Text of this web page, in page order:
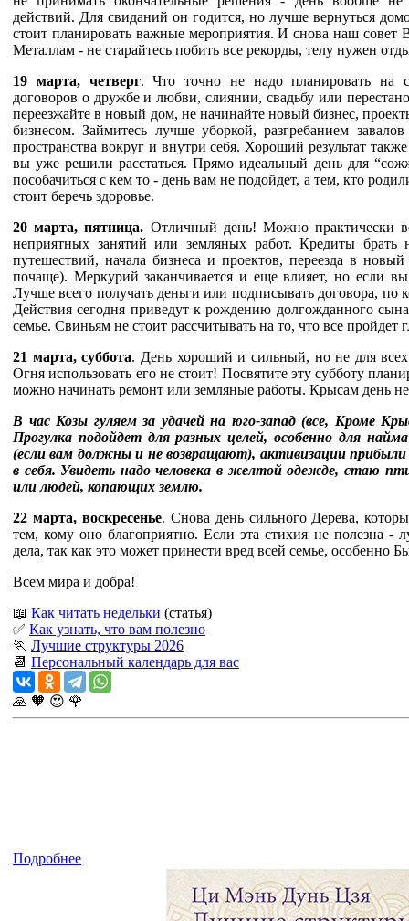
действий. Для свиданий он годится, но лучше вернуться
стоит планировать важные мероприятия. И снова наш
Металлам - не старайтесь побить все рекорды, телу нужен
19 марта, четверг. Что точно не надо планировать на
договоров о дружбе и любви, слиянии, свадьбу или
переезжайте в новый дом, не начинайте новый бизнес,
бизнесом. Займитесь лучше уборкой, разгребанием
пространства вокруг и внутри себя. Хороший результат
вы уже решили расстаться. Прямо идеальный день для
пособачиться с кем то - день вам не подойдет, а тем, кто
стоит беречь здоровье.
20 марта, пятница. Отличный день! Можно практически
неприятных занятий или земляных работ. Кредиты
путешествий, начала бизнеса и проектов, переезда в
почаще). Меркурий заканчивается и еще влияет, но если
Лучше всего получать деньги или подписывать договора, по
Действия сегодня приведут к рождению долгожданного
семье. Свиньям не стоит рассчитывать на то, что все пройдет
21 марта, суббота. День хороший и сильный, но не для
Огня использовать его не стоит! Посвятите эту субботу
можно начинать ремонт или земляные работы. Крысам день
В час Козы гуляем за удачей на юго-запад (все, Кроме
Прогулка подойдет для разных целей, особенно для
(если вам должны и не возвращают), активизации прибыли
в себя. Увидеть надо человека в желтой одежде, стаю
или людей, копающих землю.
22 марта, воскресенье. Снова день сильного Дерева,
тем, кому оно благоприятно. Если эта стихия не полезна -
дела, так как это может принести вред всей семье, особенно
Всем мира и добра!
📖 Как читать недельки (статья)
✅ Как узнать, что вам полезно
🏃 Лучшие структуры 2026
📆 Персональный календарь для вас
🙏 🧡 😍 🌹
Подробнее